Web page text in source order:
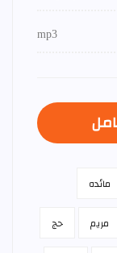
mp3
مائده
مريم حج